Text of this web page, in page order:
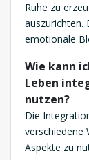
Ruhe zu
auszurichten.
emotionale
Wie kann
Leben
nutzen?
Die
verschiedene
Aspekte zu